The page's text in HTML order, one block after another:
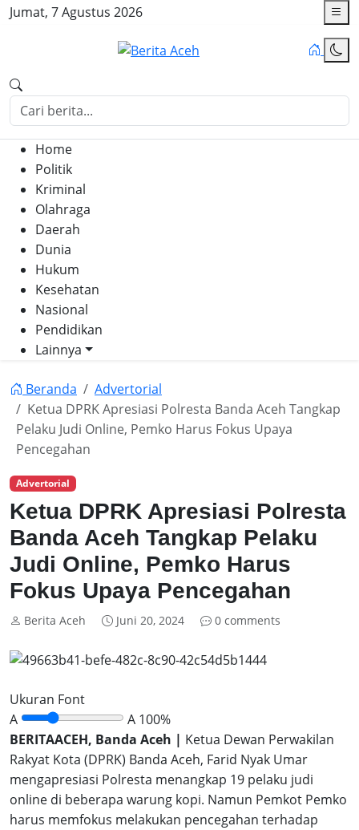
Jumat, 7 Agustus 2026
Home
Politik
Kriminal
Olahraga
Daerah
Dunia
Hukum
Kesehatan
Nasional
Pendidikan
Lainnya
Beranda
Advertorial
Ketua DPRK Apresiasi Polresta Banda Aceh Tangkap
Pelaku Judi Online, Pemko Harus Fokus Upaya
Pencegahan
Advertorial
Ketua DPRK Apresiasi Polresta
Banda Aceh Tangkap Pelaku
Judi Online, Pemko Harus
Fokus Upaya Pencegahan
Berita Aceh Juni 20, 2024 0 comments
Ukuran Font
A
A 100%
BERITAACEH, Banda Aceh | Ketua Dewan Perwakilan
Rakyat Kota (DPRK) Banda Aceh, Farid Nyak Umar
mengapresiasi Polresta menangkap 19 pelaku judi
online di beberapa warung kopi. Namun Pemkot Pemko
harus memfokus melakukan pencegahan terhadap